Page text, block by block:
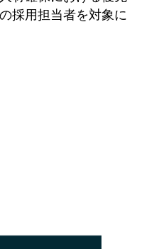
採用担当者を対象に